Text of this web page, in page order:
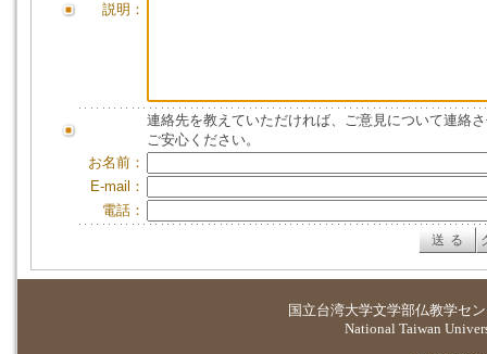
説明：
連絡先を教えていただければ、ご意見について連絡
ご安心ください。
お名前：
E-mail：
電話：
国立台湾大学文学部仏教学セ
National Taiwan